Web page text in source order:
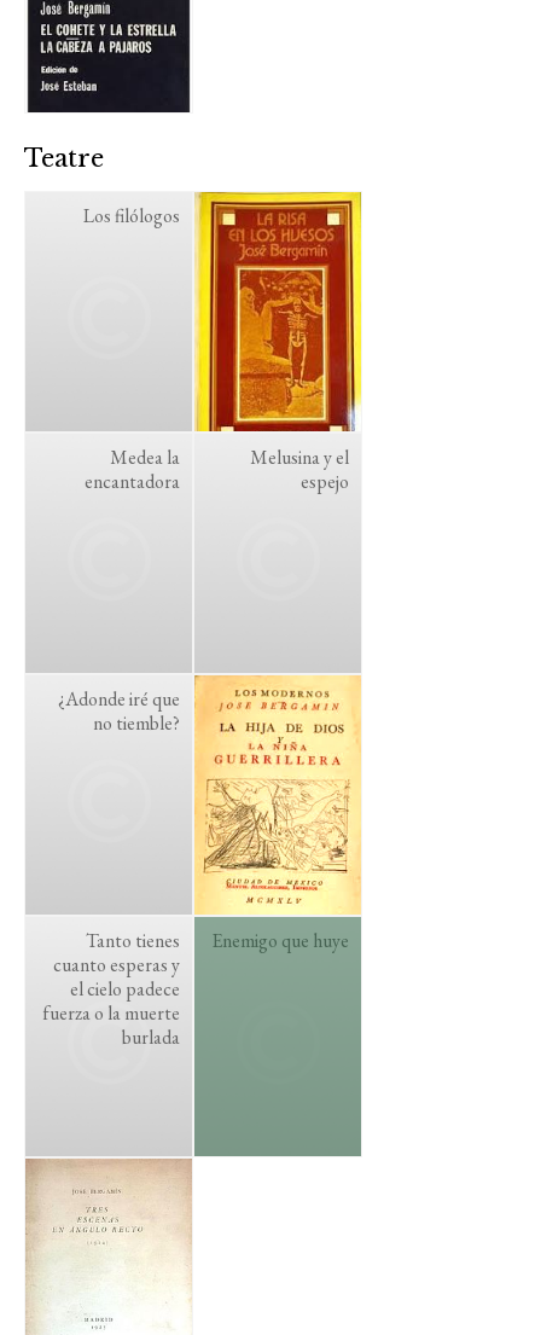
Teatre
Los filólogos
Medea la
encantadora
Melusina y el
espejo
¿Adonde iré que
no tiemble?
Tanto tienes
cuanto esperas y
el cielo padece
fuerza o la muerte
burlada
Enemigo que huye